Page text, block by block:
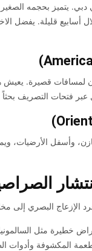
يتميز بحجمه
أسابيع قليلة. يفضل
لمسافات قصيرة.
عبر فتحات التصريف
وأسفل الأرضيات،
الإزعاج البصري إلى
المكشوفة وأدوات